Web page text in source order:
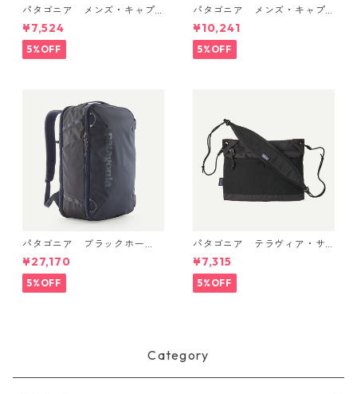
パタゴニア メンズ・キャプ
リーン・クール・デイリー・
シャツ（ストラタスパイア）
(カラー Feather Grey) Pat
agonia Men's Capilene® Co
¥7,524
5%OFF
パタゴニア メンズ・キャプ
リーン・クール・デイリー・
フーディ（'73 スカイライン）
(カラー Limestone Yellow - L
ight Limestone Yellow X-Dy
¥10,241
5%OFF
パタゴニア ブラックホー
ル・ミニ・MLC 30L (カラー
Smolder Blue w/Forge Gre
y) Patagonia Black Hole® Mi
ni MLC® 30L 日本正規品 製
¥27,170
5%OFF
パタゴニア テラヴィア・サ
コッシュ 3L (カラー Black)
Patagonia Terravia Sacoche
Bag 3L 日本正規品 製品番号
48835
¥7,315
5%OFF
Category